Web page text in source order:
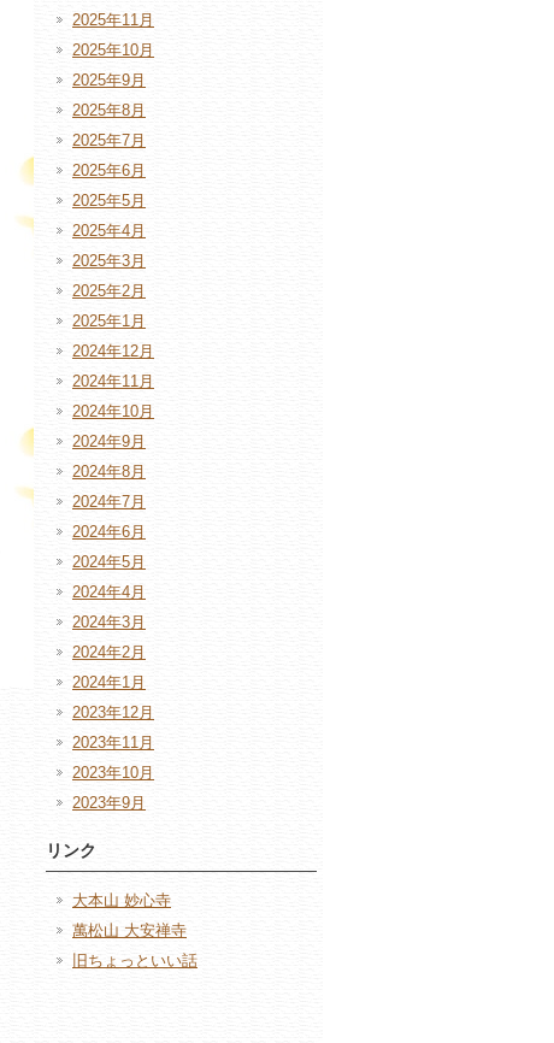
2025年11月
2025年10月
2025年9月
2025年8月
2025年7月
2025年6月
2025年5月
2025年4月
2025年3月
2025年2月
2025年1月
2024年12月
2024年11月
2024年10月
2024年9月
2024年8月
2024年7月
2024年6月
2024年5月
2024年4月
2024年3月
2024年2月
2024年1月
2023年12月
2023年11月
2023年10月
2023年9月
リンク
大本山 妙心寺
萬松山 大安禅寺
旧ちょっといい話